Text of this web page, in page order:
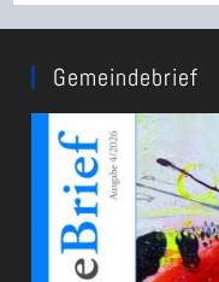
Gemeindebrief